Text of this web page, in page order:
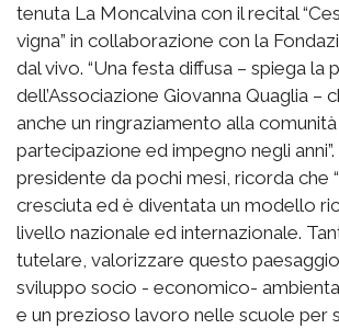
tenuta La Moncalvina con il recital
vigna” in collaborazione con la
dal vivo. “Una festa diffusa – spiega la
dell’Associazione Giovanna Quaglia –
anche un ringraziamento alla
partecipazione ed impegno negli anni”.
presidente da pochi mesi, ricorda che
cresciuta ed è diventata un modello
livello nazionale ed internazionale.
tutelare, valorizzare questo
sviluppo socio - economico-
e un prezioso lavoro nelle scuole per